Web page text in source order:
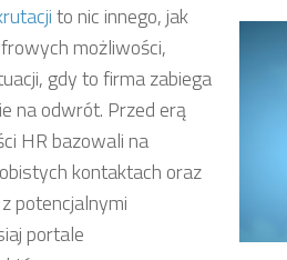
to nic innego, jak
możliwości,
gdy to firma zabiega
na odwrót. Przed erą
HR bazowali na
kontaktach oraz
potencjalnymi
portale